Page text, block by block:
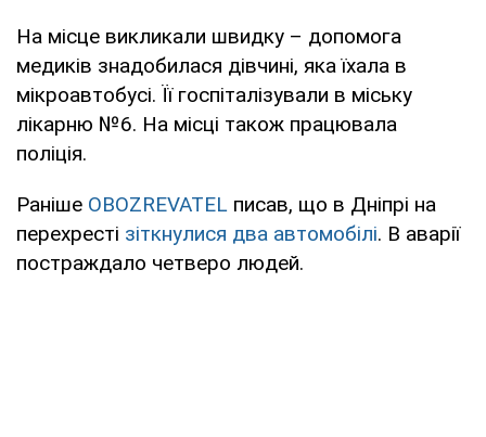
На місце викликали швидку – допомога
медиків знадобилася дівчині, яка їхала в
мікроавтобусі. Її госпіталізували в міську
лікарню №6. На місці також працювала
поліція.
Раніше OBOZREVATEL писав, що в Дніпрі на
перехресті зіткнулися два автомобілі. В аварії
постраждало четверо людей.